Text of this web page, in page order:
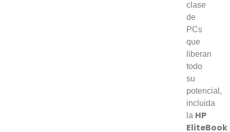
clase
de
PCs
que
liberan
todo
su
potencial,
incluida
la HP
EliteBook